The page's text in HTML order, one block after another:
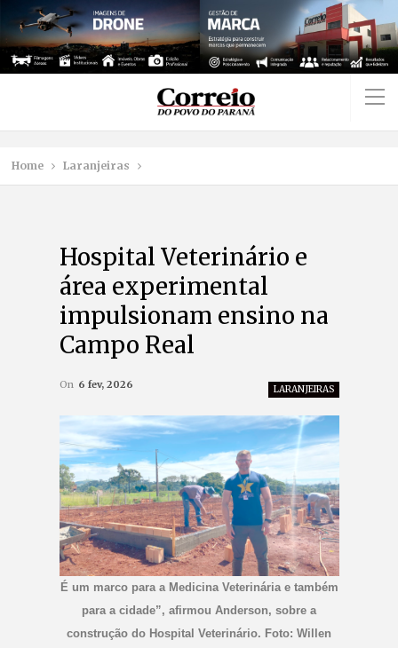
Home Laranjeiras
Hospital Veterinário e
área experimental
impulsionam ensino na
Campo Real
LARANJEIRAS
On 6 fev, 2026
É um marco para a Medicina Veterinária e também
para a cidade”, afirmou Anderson, sobre a
construção do Hospital Veterinário. Foto: Willen